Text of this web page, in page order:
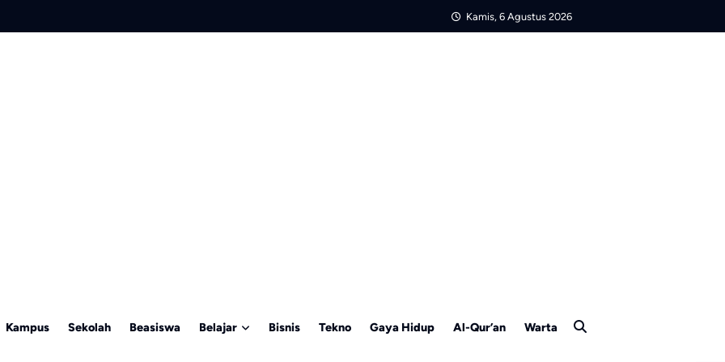
Kamis, 6 Agustus 2026
Kampus Sekolah Beasiswa Belajar Bisnis Tekno Gaya Hidup Al-Qur’an Warta